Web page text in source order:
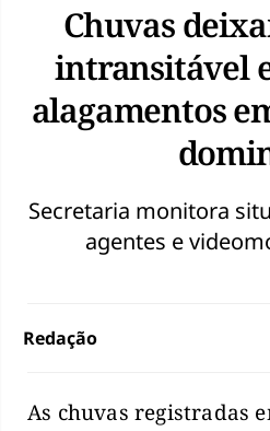
Chuvas
intransitável
alagamentos
Secretaria monitora
agentes e
Redação
As chuvas registradas